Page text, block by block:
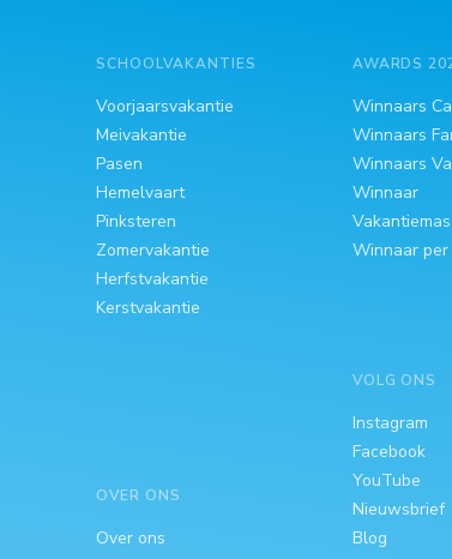
SCHOOLVAKANTIES
Voorjaarsvakantie
Meivakantie
Pasen
Hemelvaart
Pinksteren
Zomervakantie
Herfstvakantie
Kerstvakantie
OVER ONS
Over ons
AWARDS
Winnaars
Winnaars
Winnaars
Winnaar
Winnaar per
VOLG ONS
Instagram
Facebook
YouTube
Nieuwsbrief
Blog